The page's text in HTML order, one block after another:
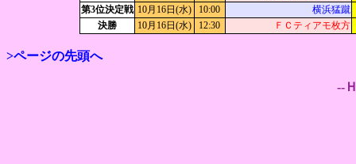
第3位決定戦 10月16日(水) 10:00
横浜猛蹴
決勝
10月16日(水) 12:30 ＦＣティアモ枚方
>ページの先頭へ
--